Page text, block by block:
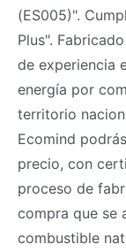
(ES005)".
Plus".
de experiencia
energía por
territorio
Ecomind
precio, con
proceso de
compra que se
combustible